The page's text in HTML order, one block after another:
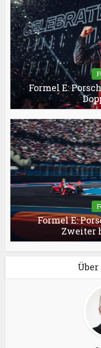
Formel E:
Formel E:
Zweiter